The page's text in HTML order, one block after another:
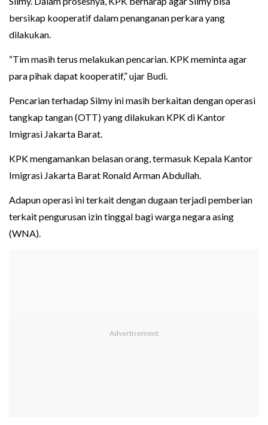
bersikap kooperatif dalam penanganan perkara yang
dilakukan.
“Tim masih terus melakukan pencarian. KPK meminta agar
para pihak dapat kooperatif,” ujar Budi.
Pencarian terhadap Silmy ini masih berkaitan dengan operasi
tangkap tangan (OTT) yang dilakukan KPK di Kantor
Imigrasi Jakarta Barat.
KPK mengamankan belasan orang, termasuk Kepala Kantor
Imigrasi Jakarta Barat Ronald Arman Abdullah.
Adapun operasi ini terkait dengan dugaan terjadi pemberian
terkait pengurusan izin tinggal bagi warga negara asing
(WNA).